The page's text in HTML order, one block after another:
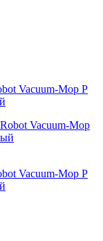
Vacuum-Mop P
Vacuum-Mop P